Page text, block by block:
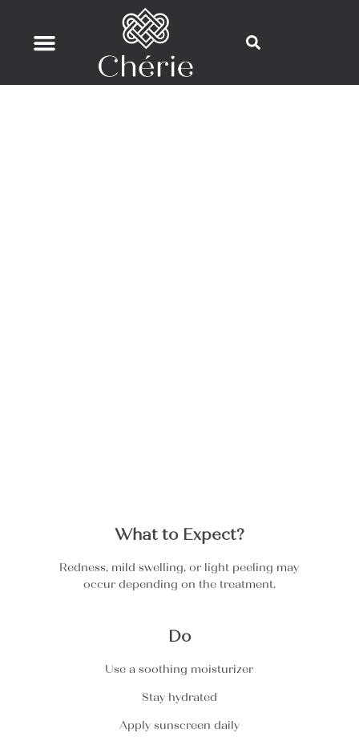
What to Expect?
Redness, mild swelling, or light peeling may
occur depending on the treatment.
Do
Use a soothing moisturizer
Stay hydrated
Apply sunscreen daily